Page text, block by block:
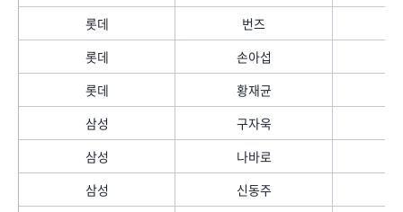
롯데
번즈
롯데
손아섭
롯데
황재균
삼성
구자욱
삼성
나바로
삼성
신동주